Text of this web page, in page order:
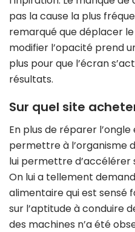
pas la cause la plus
remarqué que déplacer
modifier l’opacité prend
plus pour que l’écran
résultats.
Sur quel site
En plus de réparer
permettre à l’organisme
lui permettre d’accélérer
On lui a tellement
alimentaire qui est sensé
sur l’aptitude à conduire
des machines n’a été